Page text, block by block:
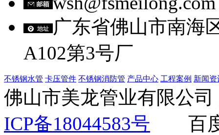
广东省佛山市南海
A102第3号厂
不锈钢水管 卡压管件 不锈钢消防管 产品中心 工程案例 新闻资
佛山市美龙管业有限
ICP备18044583号 百